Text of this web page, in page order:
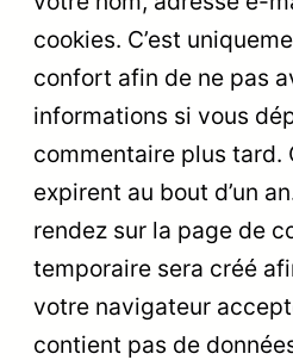
cookies. C’est
confort afin de ne pas
informations si vous
commentaire plus tard.
expirent au bout d’un
rendez sur la page de
temporaire sera créé
votre navigateur
contient pas de